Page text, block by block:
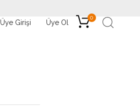
0
Üye Girişi Üye Ol